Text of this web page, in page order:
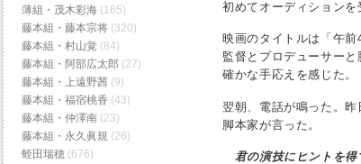
初めてオーディションを
映画のタイトルは「午前
監督とプロデューサーと
確かな手応えを感じた。
翌朝、電話が鳴った。昨
脚本家が言った。
君の演技にヒントを得
薄組・茂木彩海 (165)
藤本組・藤本宗将 (320)
藤本組・村山覚 (84)
藤本組・阿部広太郎 (27)
藤本組・上遠野茜 (9)
藤本組・福宿桃香‬ (43)
藤本組・仲澤南 (23)
藤本組・永久眞規 (26)
蛭田瑞穂 (676)